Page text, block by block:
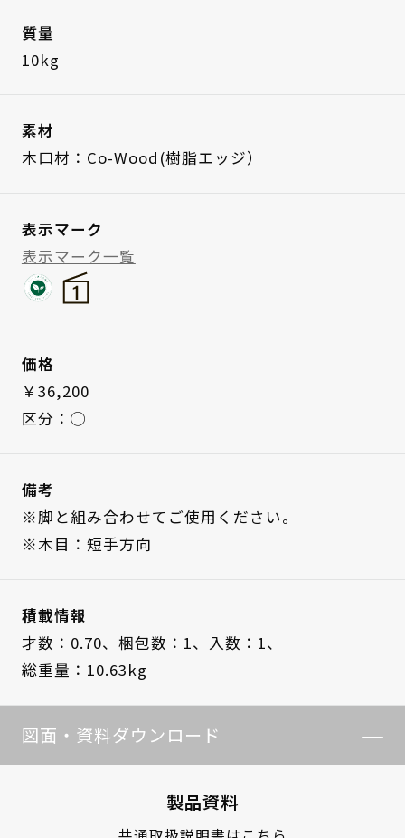
質量
10kg
素材
木口材：Co-Wood(樹脂エッジ）
表示マーク
表示マーク一覧
価格
￥36,200
区分：◯
備考
※脚と組み合わせてご使用ください。
※木目：短手方向
積載情報
才数：0.70、 梱包数：1、 入数：1、
総重量：10.63kg
図面・資料ダウンロード
製品資料